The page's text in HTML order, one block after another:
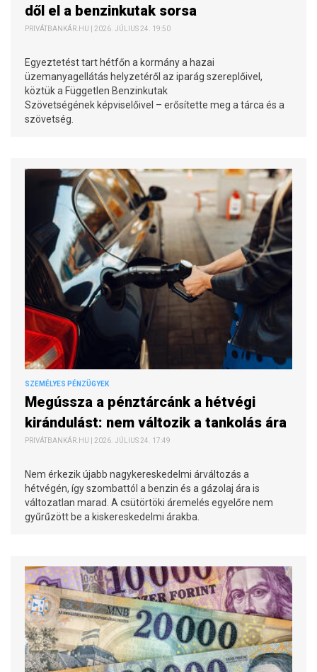
dől el a benzinkutak sorsa
PRIVÁTBANKÁR.HU | 2026. JÚLIUS 24. 19:50
Egyeztetést tart hétfőn a kormány a hazai
üzemanyagellátás helyzetéről az iparág szereplőivel,
köztük a Független Benzinkutak
Szövetségének képviselőivel – erősítette meg a tárca és a
szövetség.
SZEMÉLYES PÉNZÜGYEK
Megússza a pénztárcánk a hétvégi
kirándulást: nem változik a tankolás ára
PRIVÁTBANKÁR.HU | 2026. JÚLIUS 24. 17:49
Nem érkezik újabb nagykereskedelmi árváltozás a
hétvégén, így szombattól a benzin és a gázolaj ára is
változatlan marad. A csütörtöki áremelés egyelőre nem
gyűrűzött be a kiskereskedelmi árakba.